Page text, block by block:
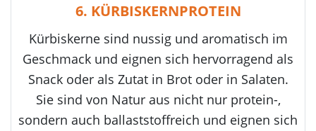
6. KÜRBISKERNPROTEIN
Kürbiskerne sind nussig und aromatisch im
Geschmack und eignen sich hervorragend als
Snack oder als Zutat in Brot oder in Salaten.
Sie sind von Natur aus nicht nur protein-,
sondern auch ballaststoffreich und eignen sich